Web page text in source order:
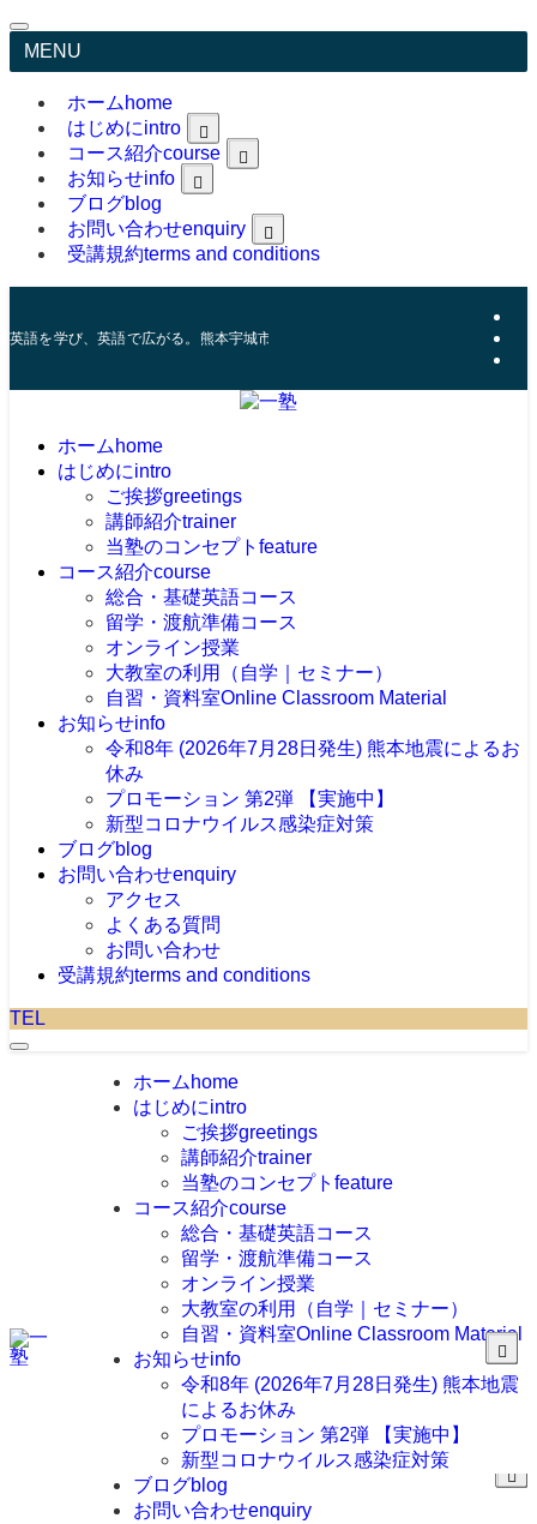
MENU
ホーム home
はじめにintro
greetings
trainer
コース紹介course
お知らせinfo
ブログblog
お問い合わせenquiry
受講規約terms and conditions
英語を学び、英語で広がる。熊本宇城市にある英語コーチング塾。
ホーム home
はじめにintro
ご挨拶greetings
講師紹介trainer
当塾のコンセプト feature
コース紹介course
総合・基礎英語コース
留学・渡航準備コース
オンライン授業
大教室の利用（自学｜セミナー）
自習・資料室Online Classroom Material
お知らせinfo
令和8年 (2026年7月28日発生) 熊本地震によるお
休み
プロモーション 第2弾 【実施中】
新型コロナウイルス感染症対策
ブログblog
お問い合わせenquiry
アクセス
よくある質問
お問い合わせ
受講規約terms and conditions
TEL
ホーム home
はじめにintro
ご挨拶greetings
講師紹介trainer
当塾のコンセプト feature
コース紹介course
総合・基礎英語コース
留学・渡航準備コース
オンライン授業
大教室の利用（自学｜セミナー）
自習・資料室Online Classroom Material
お知らせinfo
令和8年 (2026年7月28日発生) 熊本地震
によるお休み
プロモーション 第2弾 【実施中】
新型コロナウイルス感染症対策
ブログblog
お問い合わせenquiry